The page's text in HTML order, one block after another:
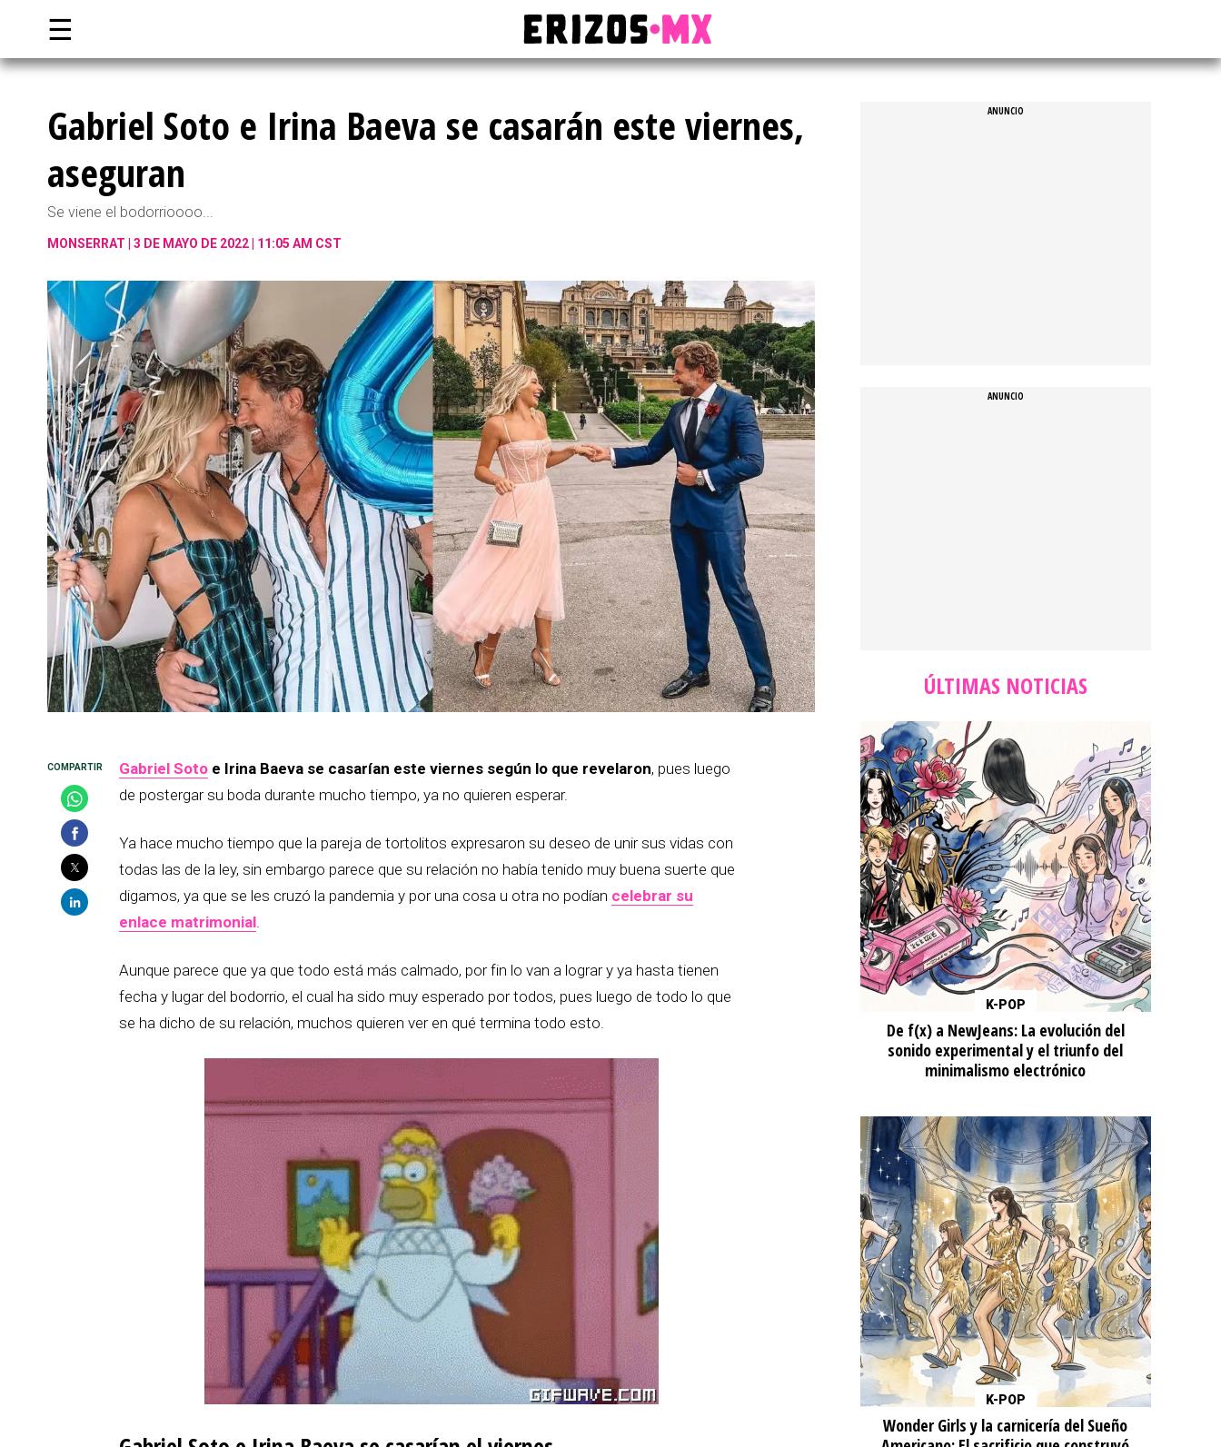
☰
Gabriel Soto e Irina Baeva se casarán este viernes,
aseguran
Se viene el bodorrioooo...
MONSERRAT 3 DE MAYO DE 2022 | 11:05 AM CST
Gabriel Soto e Irina Baeva se casarían este viernes según lo que revelaron, pues luego
de postergar su boda durante mucho tiempo, ya no quieren esperar.
Ya hace mucho tiempo que la pareja de tortolitos expresaron su deseo de unir sus vidas con
todas las de la ley, sin embargo parece que su relación no había tenido muy buena suerte que
digamos, ya que se les cruzó la pandemia y por una cosa u otra no podían celebrar su
enlace matrimonial.
Aunque parece que ya que todo está más calmado, por fin lo van a lograr y ya hasta tienen
fecha y lugar del bodorrio, el cual ha sido muy esperado por todos, pues luego de todo lo que
se ha dicho de su relación, muchos quieren ver en qué termina todo esto.
ÚLTIMAS NOTICIAS
K-POP
De f(x) a NewJeans: La evolución del
sonido experimental y el triunfo del
minimalismo electrónico
K-POP
Wonder Girls y la carnicería del Sueño